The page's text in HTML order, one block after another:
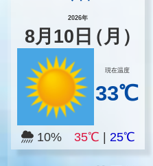
2026年
8月 10 日（月）
現在温度
33℃
10% 35℃ 25℃